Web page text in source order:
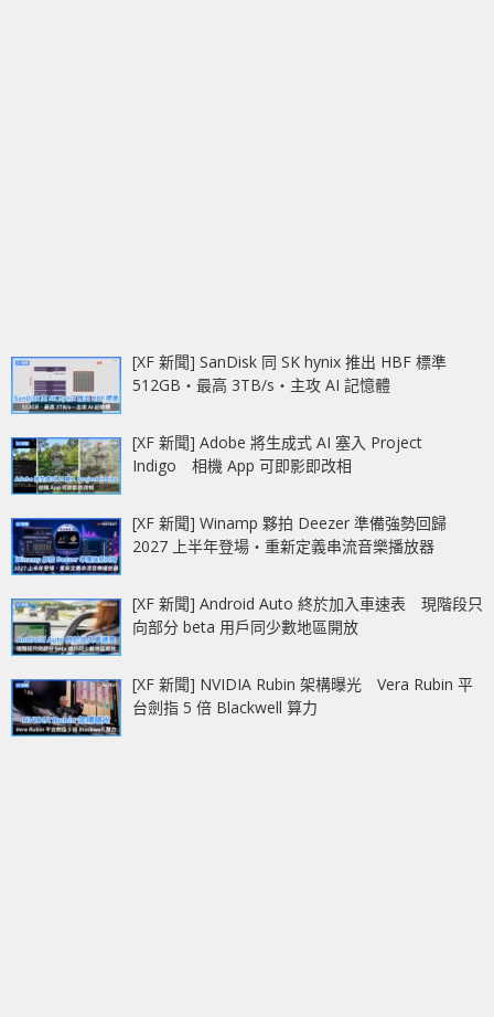
[XF 新聞] SanDisk 同 SK hynix 推出 HBF 標準
512GB‧最高 3TB/s‧主攻 AI 記憶體
[XF 新聞] Adobe 將生成式 AI 塞入 Project
Indigo 相機 App 可即影即改相
[XF 新聞] Winamp 夥拍 Deezer 準備強勢回歸
2027 上半年登場‧重新定義串流音樂播放器
[XF 新聞] Android Auto 終於加入車速表 現階段只
向部分 beta 用戶同少數地區開放
[XF 新聞] NVIDIA Rubin 架構曝光 Vera Rubin 平
台劍指 5 倍 Blackwell 算力